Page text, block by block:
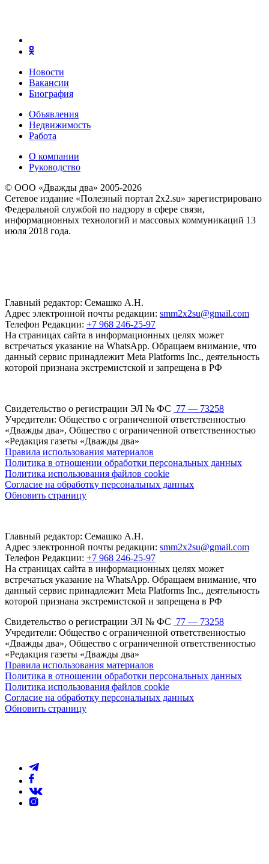
Новости
Вакансии
Биография
Объявления
Недвижимость
Работа
О компании
Руководство
© ООО «Дважды два» 2005-2026
Сетевое издание «Полезный портал 2x2.su» зарегистрировано
Федеральной службой по надзору в сфере связи,
информационных технологий и массовых коммуникаций 13
июля 2018 года.
Главный редактор: Семашко А.Н.
Адрес электронной почты редакции: smm2x2su@gmail.com
Телефон Редакции: +7 968 246-25-97
На страницах сайта в информационных целях может
встречаться указание на WhatsApp. Обращаем внимание, что
данный сервис принадлежит Meta Platforms Inc., деятельность
которой признана экстремистской и запрещена в РФ
Свидетельство о регистрации ЭЛ № ФС 77 — 73258
Учредители: Общество с ограниченной ответственностью
«Дважды два», Общество с ограниченной ответственностью
«Редакция газеты «Дважды два»
Правила использования материалов
Политика в отношении обработки персональных данных
Политика использования файлов cookie
Согласие на обработку персональных данных
Обновить страницу
Главный редактор: Семашко А.Н.
Адрес электронной почты редакции: smm2x2su@gmail.com
Телефон Редакции: +7 968 246-25-97
На страницах сайта в информационных целях может
встречаться указание на WhatsApp. Обращаем внимание, что
данный сервис принадлежит Meta Platforms Inc., деятельность
которой признана экстремистской и запрещена в РФ
Свидетельство о регистрации ЭЛ № ФС 77 — 73258
Учредители: Общество с ограниченной ответственностью
«Дважды два», Общество с ограниченной ответственностью
«Редакция газеты «Дважды два»
Правила использования материалов
Политика в отношении обработки персональных данных
Политика использования файлов cookie
Согласие на обработку персональных данных
Обновить страницу